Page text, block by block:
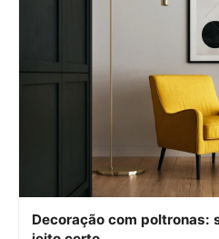
Decoração com poltronas: